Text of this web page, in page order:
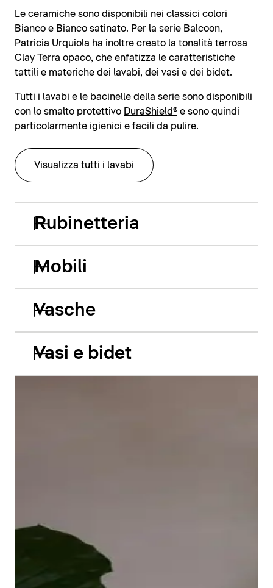
Le ceramiche sono disponibili nei classici colori
Bianco e Bianco satinato. Per la serie Balcoon,
Patricia Urquiola ha inoltre creato la tonalità terrosa
Clay Terra opaco, che enfatizza le caratteristiche
tattili e materiche dei lavabi, dei vasi e dei bidet.
Tutti i lavabi e le bacinelle della serie sono disponibili
con lo smalto protettivo DuraShield® e sono quindi
particolarmente igienici e facili da pulire.
Visualizza tutti i lavabi
Rubinetteria
Mobili
Vasche
Le vasche da incasso in acrilico Balcoon riprendono
abilmente il gioco di due livelli e presentano due
caratteristiche estetiche di grande impatto: il bordo
Vasi e bidet